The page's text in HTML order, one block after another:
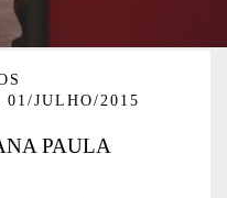
01/JULHO/2015
PAULA